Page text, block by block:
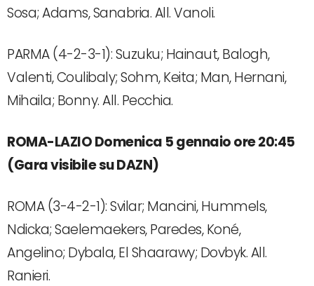
Sosa; Adams, Sanabria. All. Vanoli.
PARMA (4-2-3-1): Suzuku; Hainaut, Balogh,
Valenti, Coulibaly; Sohm, Keita; Man, Hernani,
Mihaila; Bonny. All. Pecchia.
ROMA-LAZIO Domenica 5 gennaio ore 20:45
(Gara visibile su DAZN)
ROMA (3-4-2-1): Svilar; Mancini, Hummels,
Ndicka; Saelemaekers, Paredes, Koné,
Angelino; Dybala, El Shaarawy; Dovbyk. All.
Ranieri.